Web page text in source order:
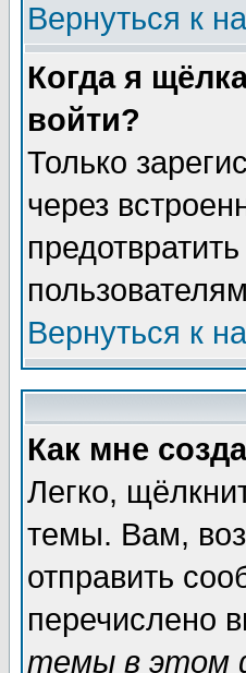
Вернуться к
Когда я
войти?
Только
через
Вернуться к
Как мне
Легко,
темы. Вам,
отправить
перечислено
темы в этом